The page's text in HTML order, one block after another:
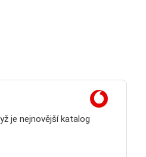
je nejnovější katalog